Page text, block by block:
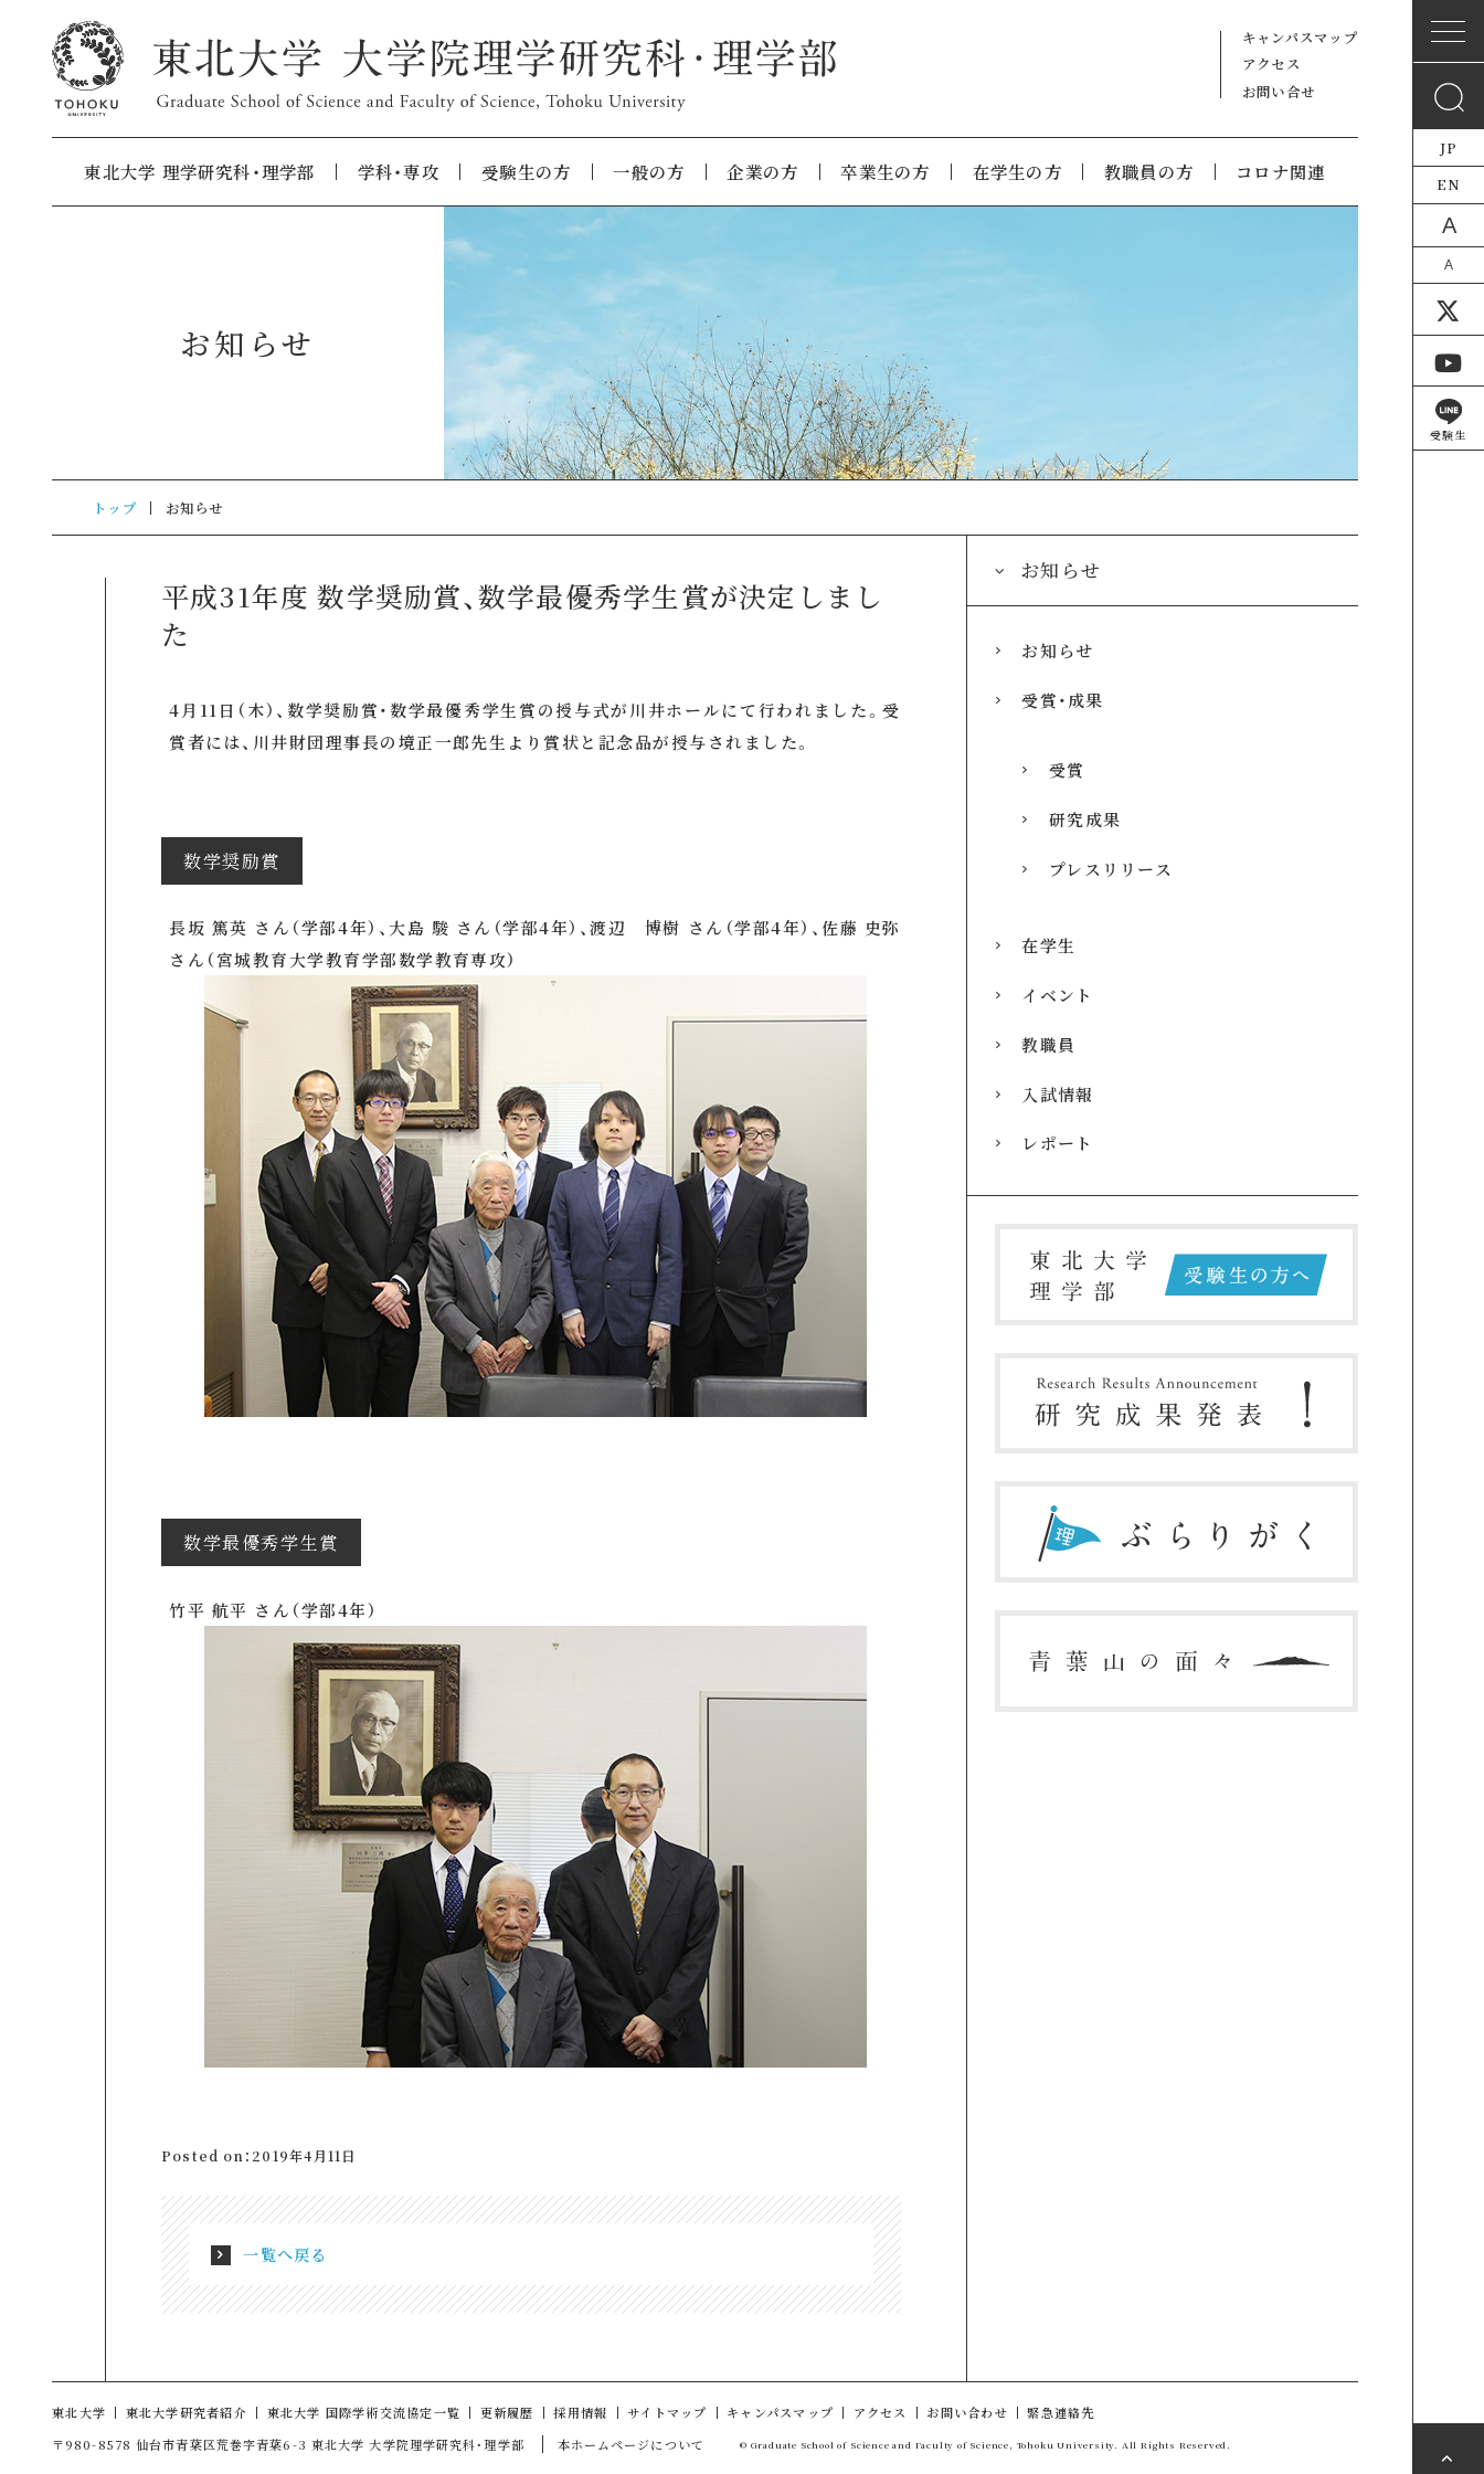
キャンパスマップ
アクセス
お問い合せ
東北大学 理学研究科・理学部 学科・専攻 受験生の方 一般の方 企業の方 卒業生の方 在学生の方 教職員の方 コロナ関連
お知らせ
トップ お知らせ
平成31年度 数学奨励賞、数学最優秀学生賞が決定しまし
た
4月11日（木）、数学奨励賞・数学最優秀学生賞の授与式が川井ホールにて行われました。受
賞者には、川井財団理事長の境正一郎先生より賞状と記念品が授与されました。
数学奨励賞
長坂 篤英 さん（学部4年）、大島 駿 さん（学部4年）、渡辺 博樹 さん（学部4年）、佐藤 史弥
さん（宮城教育大学教育学部数学教育専攻）
数学最優秀学生賞
竹平 航平 さん（学部4年）
Posted on：2019年4月11日
一覧へ戻る
お知らせ
お知らせ
受賞・成果
受賞
研究成果
プレスリリース
在学生
イベント
教職員
入試情報
レポート
JP
EN
A
A
受験生
東北大学 東北大学研究者紹介 東北大学 国際学術交流協定一覧 更新履歴 採用情報 サイトマップ キャンパスマップ アクセス お問い合わせ
緊急連絡先
〒980-8578 仙台市青葉区荒巻字青葉6-3 東北大学 大学院理学研究科・理学部
本ホームページについて © Graduate School of Science and Faculty of Science, Tohoku University. All Rights Reserved.